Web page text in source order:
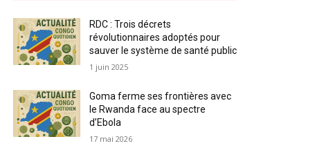
RDC : Trois décrets
révolutionnaires adoptés pour
sauver le système de santé public
1 juin 2025
Goma ferme ses frontières avec
le Rwanda face au spectre
d’Ebola
17 mai 2026